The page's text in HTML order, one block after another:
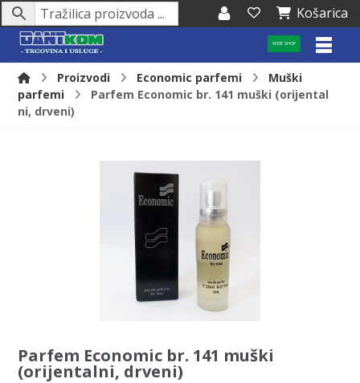
Košarica
WEB SHOP
Proizvodi Economic parfemi
Muški
parfemi
Parfem Economic br. 141 muški (orijental
ni, drveni)
Parfem Economic br. 141 muški
(orijentalni, drveni)